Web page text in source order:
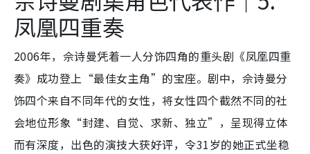
凤凰四重奏
2006年，佘诗曼凭着一人分饰四角的重头剧《凤凰四重
奏》成功登上“最佳女主角”的宝座。剧中，佘诗曼分
饰四个来自不同年代的女性，将女性四个截然不同的社
会地位形象“封建、自觉、求新、独立”，呈现得立体
而有深度，出色的演技大获好评，令31岁的她正式坐稳